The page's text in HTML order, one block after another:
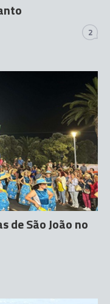
2
de São João no